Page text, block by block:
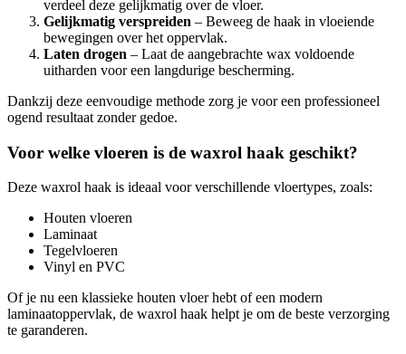
verdeel deze gelijkmatig over de vloer.
Gelijkmatig verspreiden – Beweeg de haak in vloeiende
bewegingen over het oppervlak.
Laten drogen – Laat de aangebrachte wax voldoende
uitharden voor een langdurige bescherming.
Dankzij deze eenvoudige methode zorg je voor een professioneel
ogend resultaat zonder gedoe.
Voor welke vloeren is de waxrol haak geschikt?
Deze waxrol haak is ideaal voor verschillende vloertypes, zoals:
Houten vloeren
Laminaat
Tegelvloeren
Vinyl en PVC
Of je nu een klassieke houten vloer hebt of een modern
laminaatoppervlak, de waxrol haak helpt je om de beste verzorging
te garanderen.